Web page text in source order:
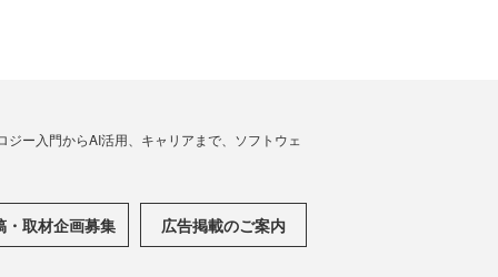
ー入門からAI活用、キャリアまで、ソフトウェ
・取材企画募集 広告掲載のご案内